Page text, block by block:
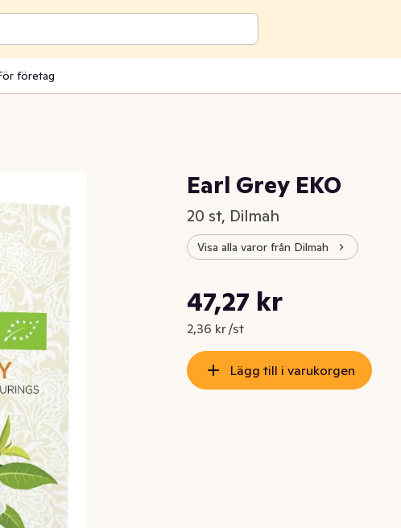
företag
Earl Grey EKO
20 st, Dilmah
Visa alla varor från Dilmah
Nuvarande pris är: 47,27 kr
47,27 kr
2,36 kr /st
Styckpris: 2,36 kr /st
Lägg till i varukorgen